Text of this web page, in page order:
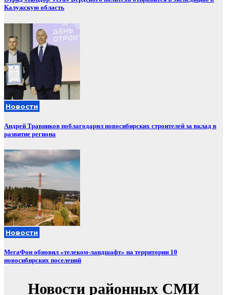
Калужскую область
Новости
Андрей Травников поблагодарил новосибирских строителей за вклад в
развитие региона
Новости
МегаФон обновил «телеком-ландшафт» на территории 10
новосибирских поселений